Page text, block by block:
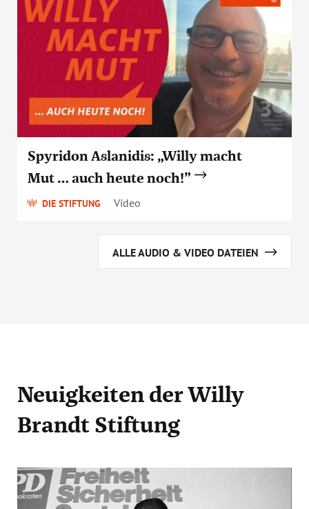
Spyridon Aslanidis: „Willy macht
Mut … auch heute noch!”
DIE STIFTUNG Video
ALLE AUDIO & VIDEO DATEIEN
Neuigkeiten der Willy
Brandt Stiftung